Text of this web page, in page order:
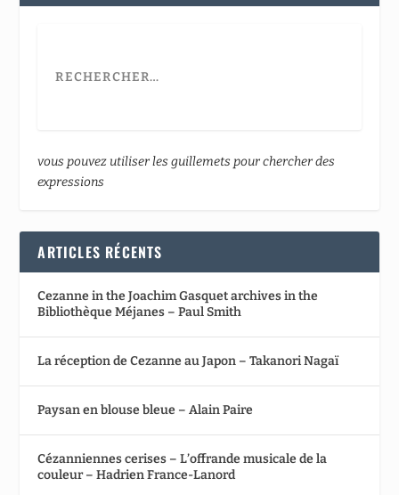
vous pouvez utiliser les guillemets pour chercher des
expressions
ARTICLES RÉCENTS
Cezanne in the Joachim Gasquet archives in the
Bibliothèque Méjanes – Paul Smith
La réception de Cezanne au Japon – Takanori Nagaï
Paysan en blouse bleue – Alain Paire
Cézanniennes cerises – L’offrande musicale de la
couleur – Hadrien France-Lanord